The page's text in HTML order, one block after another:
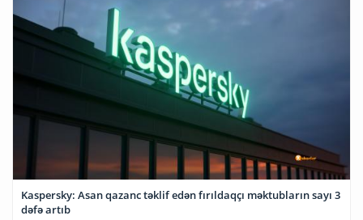
Kaspersky: Asan qazanc təklif edən fırıldaqçı məktubların sayı 3
dəfə artıb